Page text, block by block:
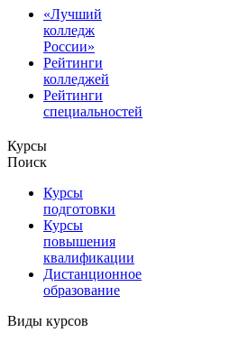
«Лучший
колледж
России»
Рейтинги
колледжей
Рейтинги
специальностей
Курсы
Поиск
Курсы
подготовки
Курсы
повышения
квалификации
Дистанционное
образование
Виды курсов